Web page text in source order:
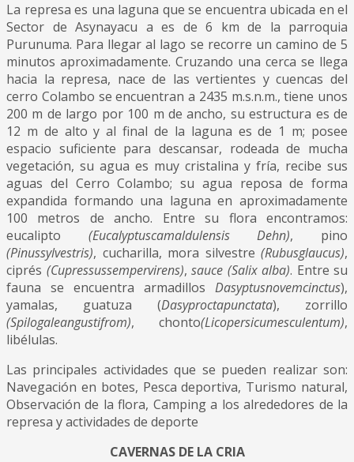
La represa es una laguna que se encuentra ubicada en el
Sector de Asynayacu a es de 6 km de la parroquia
Purunuma. Para llegar al lago se recorre un camino de 5
minutos aproximadamente. Cruzando una cerca se llega
hacia la represa, nace de las vertientes y cuencas del
cerro Colambo se encuentran a 2435 m.s.n.m., tiene unos
200 m de largo por 100 m de ancho, su estructura es de
12 m de alto y al final de la laguna es de 1 m; posee
espacio suficiente para descansar, rodeada de mucha
vegetación, su agua es muy cristalina y fría, recibe sus
aguas del Cerro Colambo; su agua reposa de forma
expandida formando una laguna en aproximadamente
100 metros de ancho. Entre su flora encontramos:
eucalipto (Eucalyptuscamaldulensis Dehn), pino
(Pinussylvestris), cucharilla, mora silvestre (Rubusglaucus),
ciprés (Cupressussempervirens), sauce (Salix alba). Entre su
fauna se encuentra armadillos Dasyptusnovemcinctus),
yamalas, guatuza (Dasyproctapunctata), zorrillo
(Spilogaleangustifrom), chonto(Licopersicumesculentum),
libélulas.
Las principales actividades que se pueden realizar son:
Navegación en botes, Pesca deportiva, Turismo natural,
Observación de la flora, Camping a los alrededores de la
represa y actividades de deporte
CAVERNAS DE LA CRIA